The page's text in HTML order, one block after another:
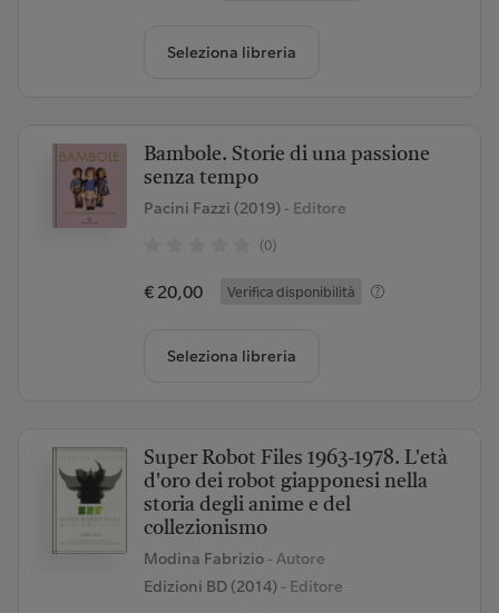
Seleziona libreria
Bambole. Storie di una passione
senza tempo
Pacini Fazzi (2019)- Editore
(0)
€ 20,00 Verifica disponibilità
Seleziona libreria
Super Robot Files 1963-1978. L'età
d'oro dei robot giapponesi nella
storia degli anime e del
collezionismo
Modina Fabrizio - Autore
Edizioni BD (2014)- Editore